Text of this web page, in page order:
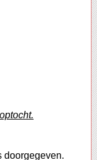
doorgegeven.